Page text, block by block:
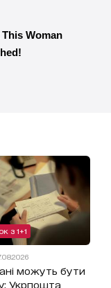
з 1+1
можуть бути
Укрпошта